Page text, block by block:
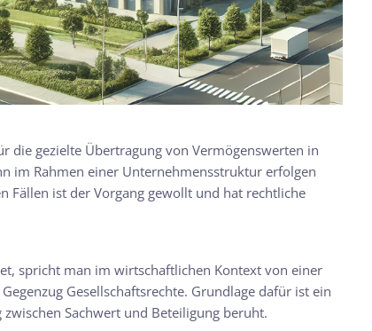
die gezielte Übertragung von Vermögenswerten in
im Rahmen einer Unternehmensstruktur erfolgen
Fällen ist der Vorgang gewollt und hat rechtliche
spricht man im wirtschaftlichen Kontext von einer
Gesellschaftsrechte. Grundlage dafür ist ein
Sachwert und Beteiligung beruht.